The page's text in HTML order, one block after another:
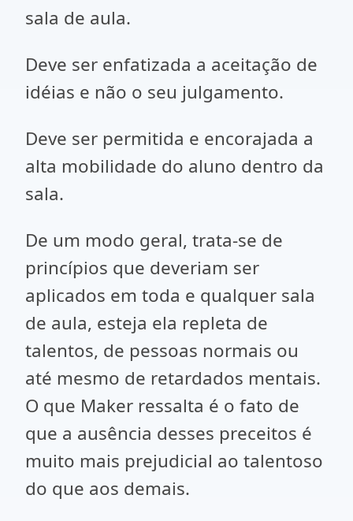
sala de aula.
Deve ser enfatizada a aceitação de
idéias e não o seu julgamento.
Deve ser permitida e encorajada a
alta mobilidade do aluno dentro da
sala.
De um modo geral, trata-se de
princípios que deveriam ser
aplicados em toda e qualquer sala
de aula, esteja ela repleta de
talentos, de pessoas normais ou
até mesmo de retardados mentais.
O que Maker ressalta é o fato de
que a ausência desses preceitos é
muito mais prejudicial ao talentoso
do que aos demais.